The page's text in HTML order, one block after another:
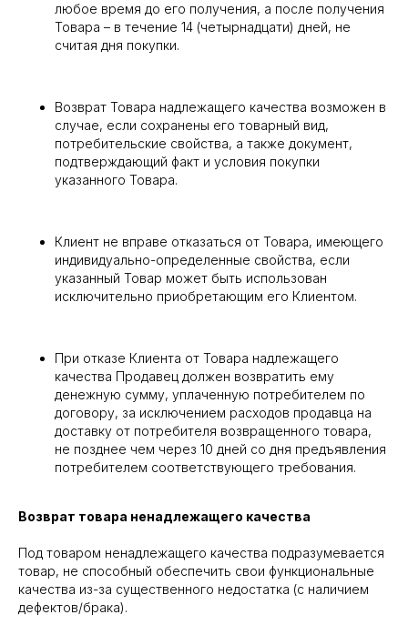
любое время до его получения, а после получения
Товара – в течение 14 (четырнадцати) дней, не
считая дня покупки.
Возврат Товара надлежащего качества возможен в
случае, если сохранены его товарный вид,
потребительские свойства, а также документ,
подтверждающий факт и условия покупки
указанного Товара.
Клиент не вправе отказаться от Товара, имеющего
индивидуально-определенные свойства, если
указанный Товар может быть использован
исключительно приобретающим его Клиентом.
При отказе Клиента от Товара надлежащего
качества Продавец должен возвратить ему
денежную сумму, уплаченную потребителем по
договору, за исключением расходов продавца на
доставку от потребителя возвращенного товара,
не позднее чем через 10 дней со дня предъявления
потребителем соответствующего требования.
Возврат товара ненадлежащего качества
Под товаром ненадлежащего качества подразумевается
товар, не способный обеспечить свои функциональные
качества из-за существенного недостатка (с наличием
дефектов/брака).